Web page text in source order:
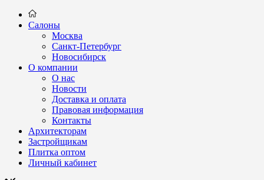
Салоны
Москва
Санкт-Петербург
Новосибирск
О компании
О нас
Новости
Доставка и оплата
Правовая информация
Контакты
Архитекторам
Застройщикам
Плитка оптом
Личный кабинет